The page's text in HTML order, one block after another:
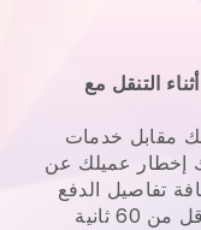
التنقل مع
مقابل خدمات
إخطار عميلك عن
تفاصيل الدفع
ثانية